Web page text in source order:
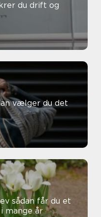
du drift og
et
mange år